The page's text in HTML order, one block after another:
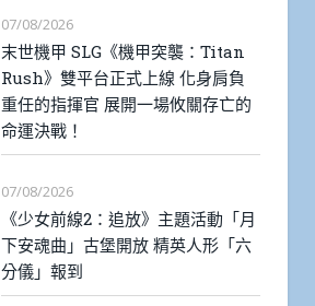
07/08/2026
末世機甲 SLG《機甲突襲：Titan
Rush》雙平台正式上線 化身肩負
重任的指揮官 展開一場攸關存亡的
命運決戰！
07/08/2026
《少女前線2：追放》主題活動「月
下安魂曲」古堡開放 精英人形「六
分儀」報到